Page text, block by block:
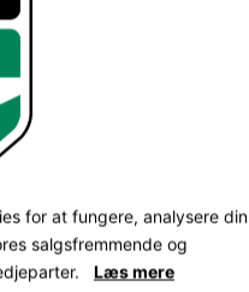
for at fungere, analysere din
salgsfremmende og
Læs mere